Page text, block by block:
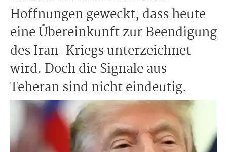
Hoffnungen geweckt, dass heute
eine Übereinkunft zur Beendigung
des Iran-Kriegs unterzeichnet
wird. Doch die Signale aus
Teheran sind nicht eindeutig.